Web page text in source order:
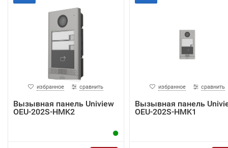
избранное сравнить
Вызывная панель Uniview
OEU-202S-HMK2
избранное сравнить
Вызывная панель
OEU-202S-HMK1